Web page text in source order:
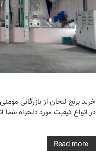
خرید برنج لنجان از بازرگانی
در انواع کیفیت مورد دلخواه شما
Read more